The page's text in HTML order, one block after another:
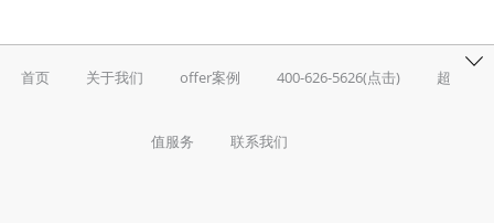
首页 关于我们 offer案例 400-626-5626(点击) 超
值服务 联系我们